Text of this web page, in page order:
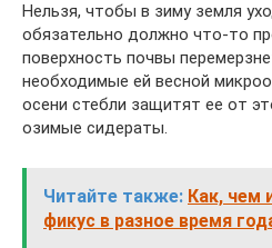
Нельзя, чтобы в зиму земля
обязательно должно что-то
поверхность почвы
необходимые ей весной
осени стебли защитят ее от
озимые сидераты.
Читайте также: Как, чем
фикус в разное время